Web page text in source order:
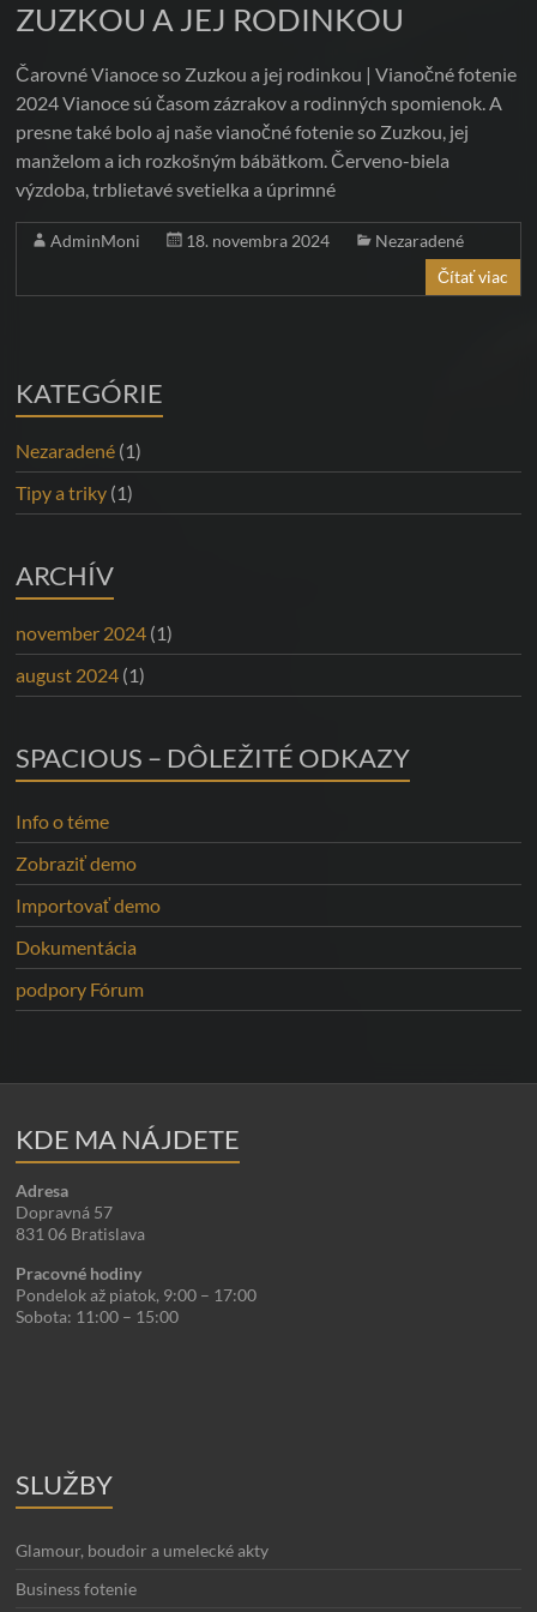
GLAMOUR,
EROTICKÉ
A
BUSINESS
FOTENIE
Zachyťte
krásu
|
Profesionálne
fotenie
v
Bratislave
ZUZKOU A JEJ RODINKOU
Čarovné Vianoce so Zuzkou a jej rodinkou | Vianočné fotenie
2024 Vianoce sú časom zázrakov a rodinných spomienok. A
presne také bolo aj naše vianočné fotenie so Zuzkou, jej
manželom a ich rozkošným bábätkom. Červeno-biela
výzdoba, trblietavé svetielka a úprimné
AdminMoni 18. novembra 2024
Nezaradené
Čítať viac
KATEGÓRIE
Nezaradené (1)
Tipy a triky (1)
ARCHÍV
november 2024 (1)
august 2024 (1)
SPACIOUS – DÔLEŽITÉ ODKAZY
Info o téme
Zobraziť demo
Importovať demo
Dokumentácia
podpory Fórum
KDE MA NÁJDETE
Adresa
Dopravná 57
831 06 Bratislava
Pracovné hodiny
Pondelok až piatok, 9:00 – 17:00
Sobota: 11:00 – 15:00
SLUŽBY
Glamour, boudoir a umelecké akty
Business fotenie